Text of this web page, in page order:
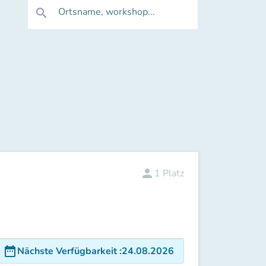
search Ortsname, workshop...
person 1 Platz
date_rangeNächste Verfügbarkeit:24.08.2026